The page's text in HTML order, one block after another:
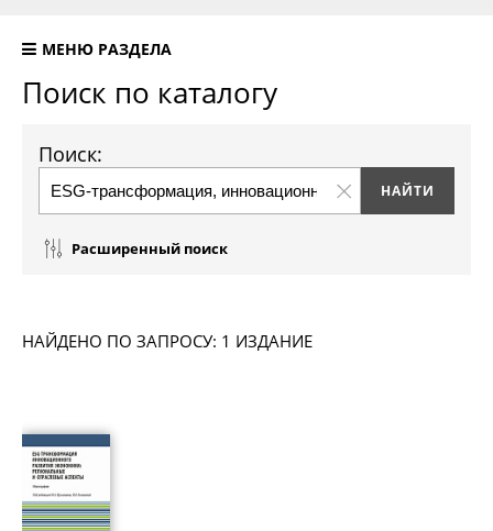
МЕНЮ РАЗДЕЛА
Поиск по каталогу
Поиск:
Расширенный поиск
НАЙДЕНО ПО ЗАПРОСУ: 1 ИЗДАНИЕ